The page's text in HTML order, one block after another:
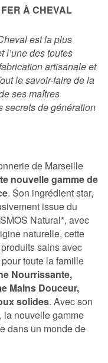
À CHEVAL
est la plus
l’une des toutes
artisanale et
le savoir-faire de la
ses maîtres
secrets de génération
de Marseille
nouvelle gamme de
. Son ingrédient star,
issue du
Natural*, avec
naturelle, cette
sains avec
toute la famille
Nourrissante,
Mains Douceur,
solides. Avec son
la nouvelle gamme
dans un monde de